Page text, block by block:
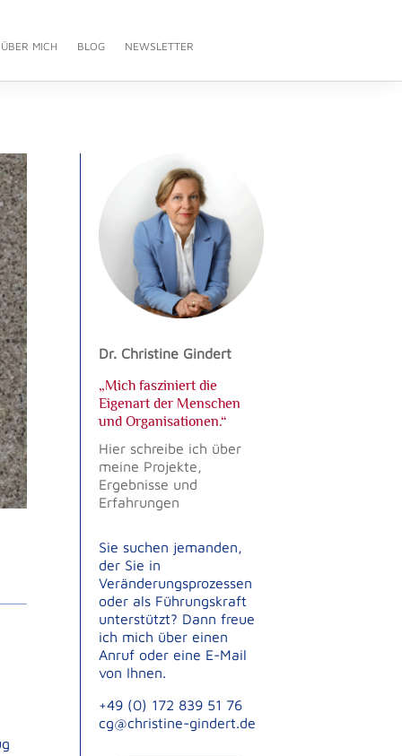
ÜBER MICH BLOG NEWSLETTER
Dr. Christine Gindert
„Mich fasziniert die
Eigenart der Menschen
und Organisationen.“
Hier schreibe ich über
meine Projekte,
Ergebnisse und
Erfahrungen
Sie suchen jemanden,
der Sie in
Veränderungsprozessen
oder als Führungskraft
unterstützt? Dann freue
ich mich über einen
Anruf oder eine E-Mail
von Ihnen.
+49 (0) 172 839 51 76
cg@christine-gindert.de